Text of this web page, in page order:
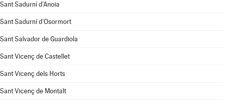
Sant Sadurní d'Anoia
Sant Sadurní d'Osormort
Sant Salvador de Guardiola
Sant Vicenç de Castellet
Sant Vicenç dels Horts
Sant Vicenç de Montalt